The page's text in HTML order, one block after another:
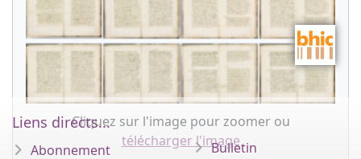
Cliquez sur l'image pour zoomer ou
télécharger l'image
Liens directs...
Abonnement Bulletin